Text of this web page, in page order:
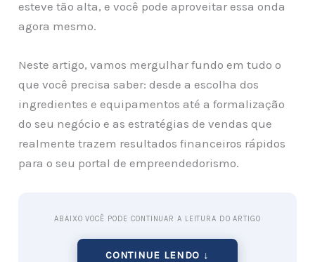
esteve tão alta, e você pode aproveitar essa onda
agora mesmo.
Neste artigo, vamos mergulhar fundo em tudo o
que você precisa saber: desde a escolha dos
ingredientes e equipamentos até a formalização
do seu negócio e as estratégias de vendas que
realmente trazem resultados financeiros rápidos
para o seu portal de empreendedorismo.
ABAIXO VOCÊ PODE CONTINUAR A LEITURA DO ARTIGO
CONTINUE LENDO ↓